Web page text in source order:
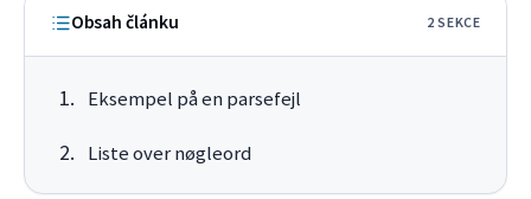
Obsah článku 2 SEKCE
Eksempel på en parsefejl
Liste over nøgleord